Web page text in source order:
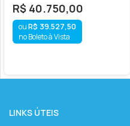
R$ 40.750,00
R$ 39.527,50
no Boleto à Vista
LINKS ÚTEIS